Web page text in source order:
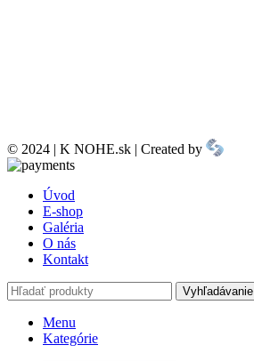
© 2024 | K NOHE.sk | Created by
Úvod
E-shop
Galéria
O nás
Kontakt
Vyhľadávanie
Menu
Kategórie